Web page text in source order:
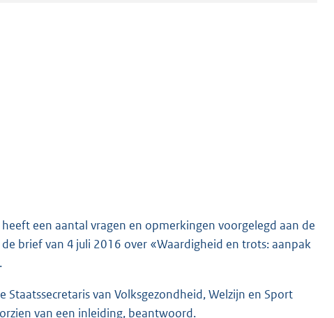
een aantal vragen en opmerkingen voorgelegd aan de
brief van 4 juli 2016 over «Waardigheid en trots: aanpak
van Volksgezondheid, Welzijn en Sport
van een inleiding, beantwoord.